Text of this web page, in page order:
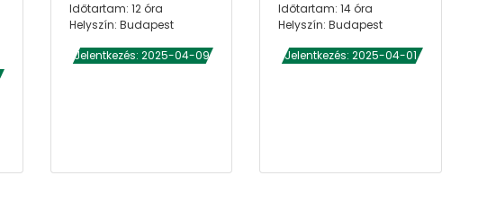
Időtartam: 12 óra
Helyszín: Budapest
Jelentkezés: 2025-04-09
Időtartam: 14 óra
Helyszín: Budapest
Jelentkezés: 2025-04-01